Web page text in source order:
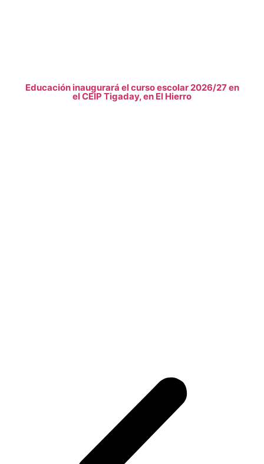
Educación inaugurará el curso escolar 2026/27 en
el CEIP Tigaday, en El Hierro